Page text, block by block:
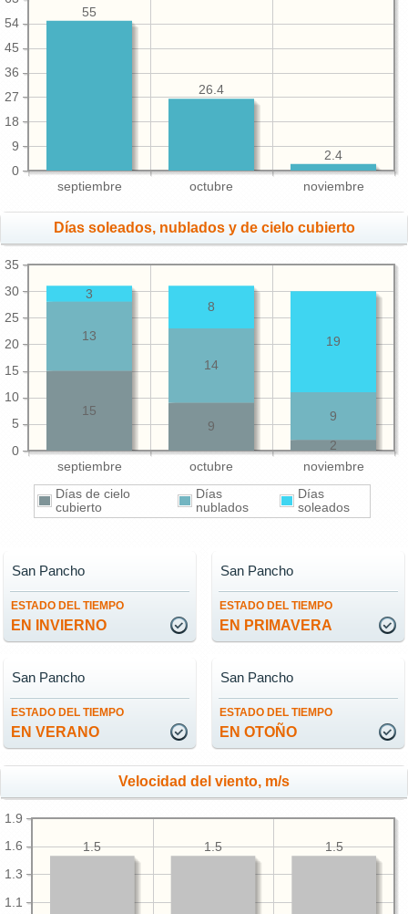
septiembre octubre noviembre
0
9
18
27
36
45
54
2.4
26.4
55
Días soleados, nublados y de cielo cubierto
septiembre octubre noviembre
0
5
10
15
20
25
30
35
2
9
15 9
14
13 19
8
3
Días de cielo
cubierto
Días
nublados
Días
soleados
ESTADO DEL TIEMPO
EN INVIERNO
San Pancho
ESTADO DEL TIEMPO
EN PRIMAVERA
San Pancho
ESTADO DEL TIEMPO
EN VERANO
San Pancho
ESTADO DEL TIEMPO
EN OTOÑO
San Pancho
Velocidad del viento, m/s
1.1
1.3
1.6
1.9
1.5
1.5
1.5